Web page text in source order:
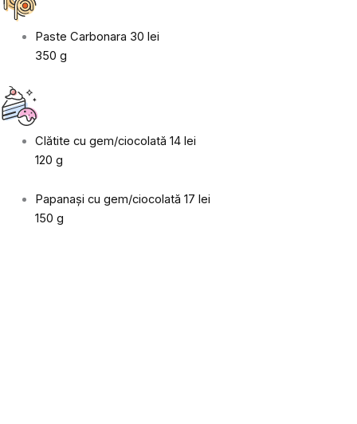
Paste Carbonara 30 lei
350 g
Clătite cu gem/ciocolată 14 lei
120 g
Papanași cu gem/ciocolată 17 lei
150 g